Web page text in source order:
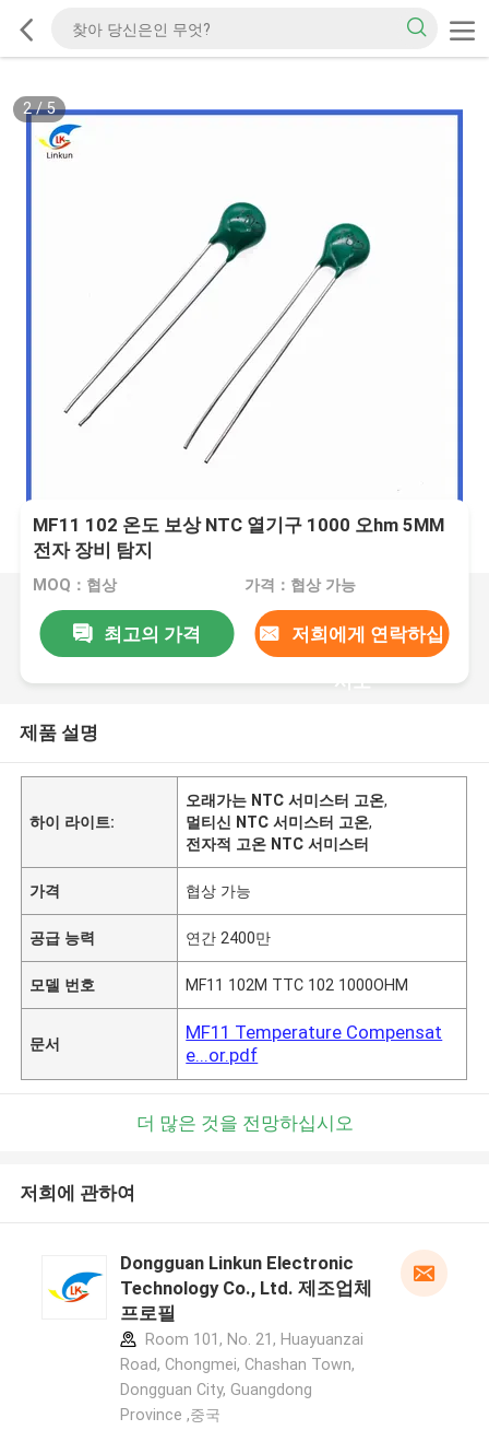
2/5
MF11 102 온도 보상 NTC 열기구 1000 오hm 5MM
전자 장비 탐지
MOQ：협상 가격：협상 가능
최고의 가격 저희에게 연락하십
시오
제품 설명
하이 라이트:
오래가는 NTC 서미스터 고온,
멀티신 NTC 서미스터 고온,
전자적 고온 NTC 서미스터
가격 협상 가능
공급 능력 연간 2400만
모델 번호 MF11 102M TTC 102 1000OHM
문서
MF11 Temperature Compensat
e...or.pdf
더 많은 것을 전망하십시오
저희에 관하여
Dongguan Linkun Electronic
Technology Co., Ltd. 제조업체
프로필
Room 101, No. 21, Huayuanzai
Road, Chongmei, Chashan Town,
Dongguan City, Guangdong
Province ,중국